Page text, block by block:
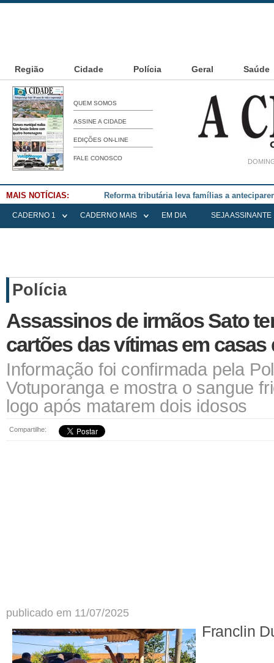
Região Cidade Polícia Geral Saúde
QUEM SOMOS
ASSINE A CIDADE
EDIÇÕES ON-LINE
FALE CONOSCO
MAIS NOTÍCIAS: Falece Elena Menoia Cesarin
CADERNO 1 CADERNO MAIS EM DIA SEJA ASSINANTE
Polícia
Assassinos de irmãos Sato
cartões das vítimas em
Informação foi confirmada pela
Votuporanga e mostra o sangue
logo após matarem dois idosos
Compartilhe:
publicado em 11/07/2025
Franclin